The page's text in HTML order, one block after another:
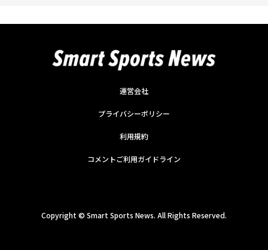
運営会社
プライバシーポリシー
利用規約
コメントご利用ガイドライン
Copyright © Smart Sports News. All Rights Reserved.